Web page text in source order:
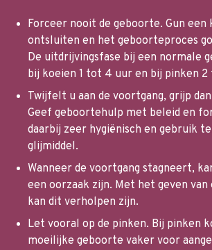
Forceer nooit de geboorte. Gun een
ontsluiten en het geboorteproces
De uitdrijvingsfase bij een normale
bij koeien 1 tot 4 uur en bij pinken
Twijfelt u aan de voortgang, grijp
Geef geboortehulp met beleid en
daarbij zeer hygiënisch en gebruik
glijmiddel.
Wanneer de voortgang stagneert,
een oorzaak zijn. Met het geven van
kan dit verholpen zijn.
Let vooral op de pinken. Bij pinken
moeilijke geboorte vaker voor